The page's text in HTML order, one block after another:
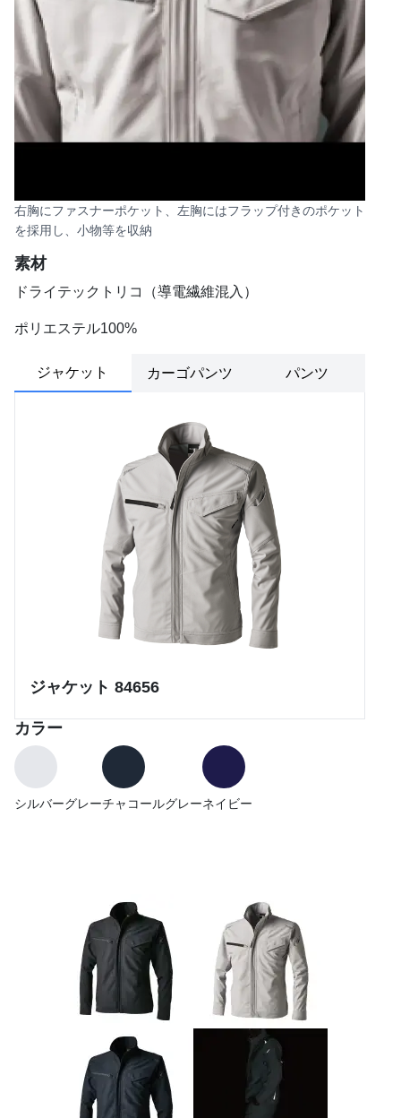
右胸にファスナーポケット、左胸にはフラップ付きのポケット
を採用し、小物等を収納
素材
ドライテックトリコ（導電繊維混入）
ポリエステル100%
ジャケット カーゴパンツ パンツ
ジャケット 84656
カラー
シルバーグレーチャコールグレーネイビー